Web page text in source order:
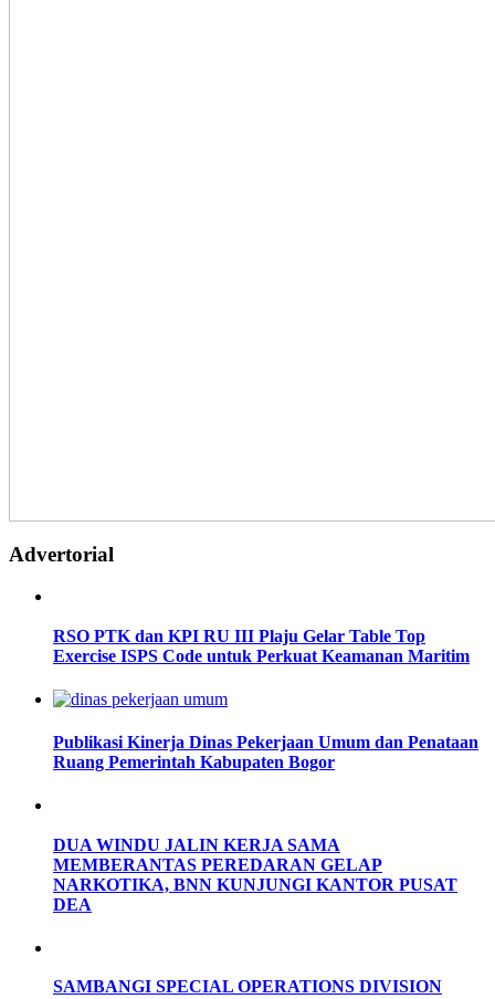
Advertorial
RSO PTK dan KPI RU III Plaju Gelar Table Top
Exercise ISPS Code untuk Perkuat Keamanan Maritim
Publikasi Kinerja Dinas Pekerjaan Umum dan Penataan
Ruang Pemerintah Kabupaten Bogor
DUA WINDU JALIN KERJA SAMA
MEMBERANTAS PEREDARAN GELAP
NARKOTIKA, BNN KUNJUNGI KANTOR PUSAT
DEA
SAMBANGI SPECIAL OPERATIONS DIVISION